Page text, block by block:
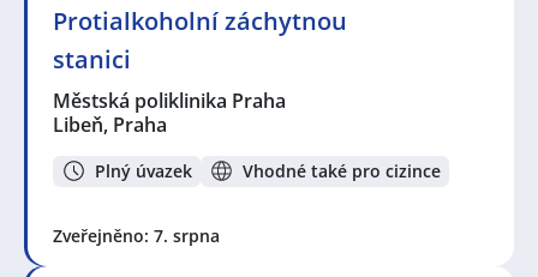
Protialkoholní záchytnou
stanici
Městská poliklinika Praha
Libeň, Praha
Plný úvazek Vhodné také pro cizince
Zveřejněno: 7. srpna